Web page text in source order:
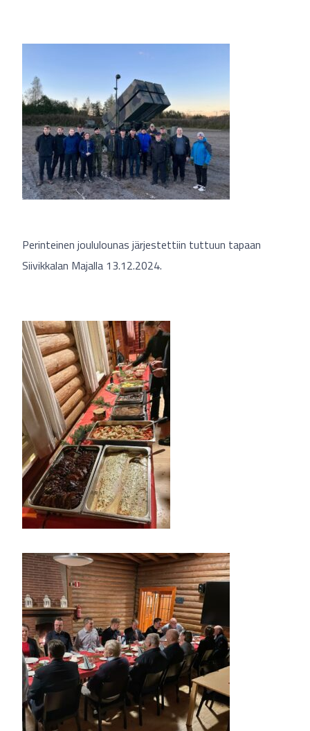
Perinteinen joululounas järjestettiin tuttuun tapaan
Siivikkalan Majalla 13.12.2024.